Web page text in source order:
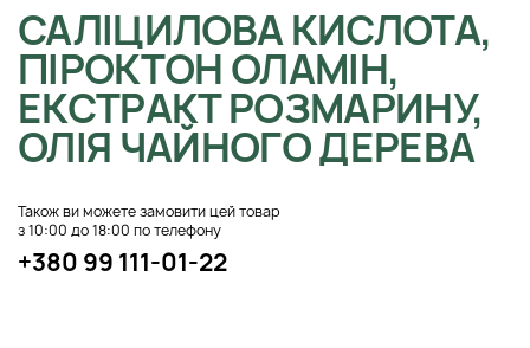
САЛІЦИЛОВА КИСЛОТА,
ПІРОКТОН ОЛАМІН,
ЕКСТРАКТ РОЗМАРИНУ,
ОЛІЯ ЧАЙНОГО ДЕРЕВА
Також ви можете замовити цей товар
з 10:00 до 18:00 по телефону
+380 99 111-01-22